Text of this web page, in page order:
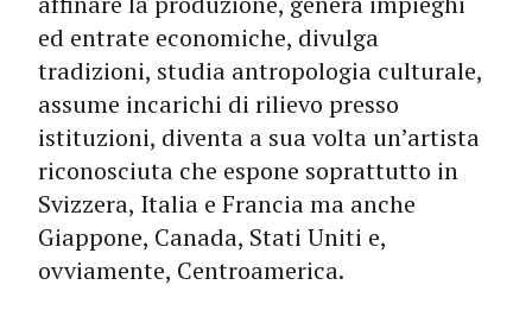
ed entrate economiche, divulga
tradizioni, studia antropologia culturale,
assume incarichi di rilievo presso
istituzioni, diventa a sua volta un’artista
riconosciuta che espone soprattutto in
Svizzera, Italia e Francia ma anche
Giappone, Canada, Stati Uniti e,
ovviamente, Centroamerica.